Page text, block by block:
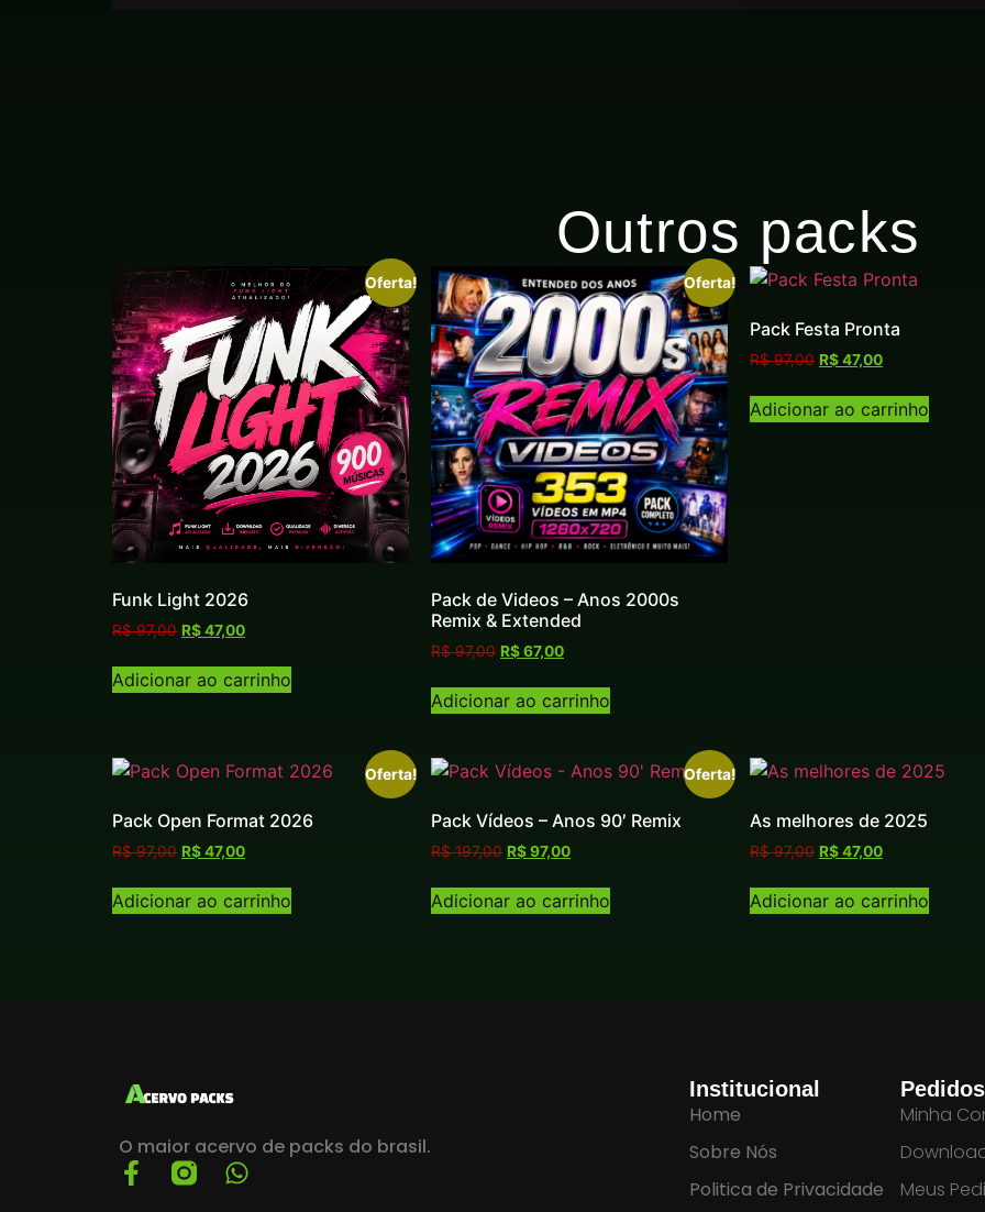
Outros packs
Oferta!
Funk Light 2026
R$97,00 R$47,00
Adicionar ao carrinho
Oferta!
Pack de Videos – Anos 2000s
Remix & Extended
R$97,00 R$67,00
Adicionar ao carrinho
Pack Festa Pronta
R$97,00 R$47,00
Adicionar ao carrinho
Oferta!
Pack Open Format 2026
R$97,00 R$47,00
Adicionar ao carrinho
Oferta!
Pack Vídeos – Anos 90′ Remix
R$197,00 R$97,00
Adicionar ao carrinho
As melhores de 2025
R$97,00 R$47,00
Adicionar ao carrinho
O maior acervo de packs do brasil.
Institucional
Home
Sobre Nós
Politica de Privacidade
Pedidos
Minha
Meus